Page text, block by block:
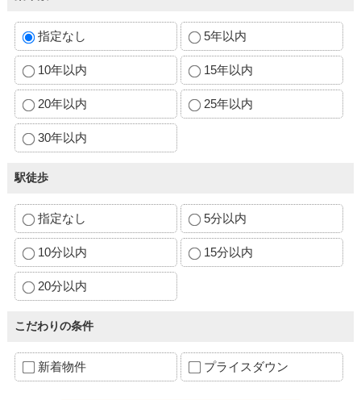
指定なし 5年以内
10年以内 15年以内
20年以内 25年以内
30年以内
駅徒歩
指定なし 5分以内
10分以内 15分以内
20分以内
こだわりの条件
新着物件 プライスダウン